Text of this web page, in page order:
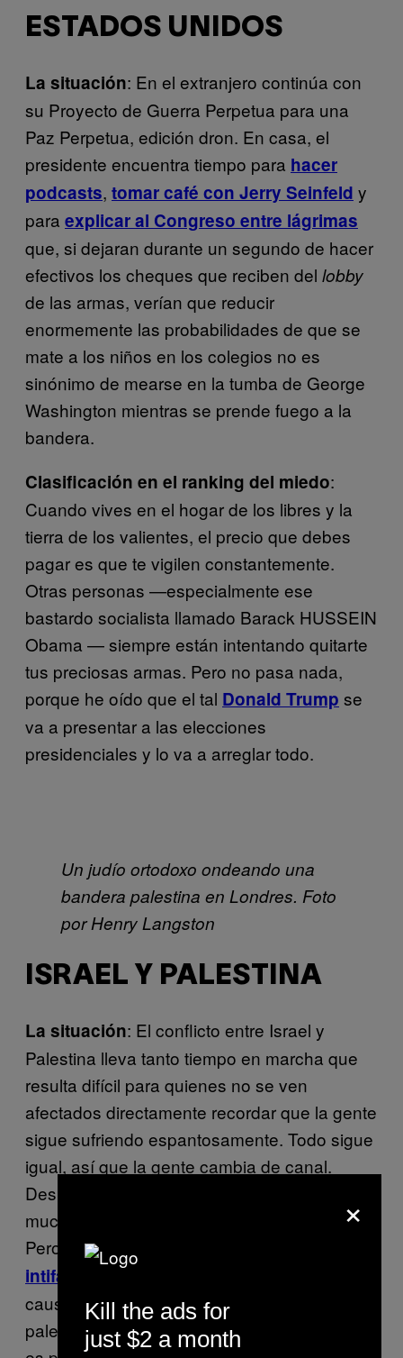
ESTADOS UNIDOS
La situación: En el extranjero continúa con
su Proyecto de Guerra Perpetua para una
Paz Perpetua, edición dron. En casa, el
presidente encuentra tiempo para hacer
podcasts, tomar café con Jerry Seinfeld y
para explicar al Congreso entre lágrimas
que, si dejaran durante un segundo de hacer
efectivos los cheques que reciben del lobby
de las armas, verían que reducir
enormemente las probabilidades de que se
mate a los niños en los colegios no es
sinónimo de mearse en la tumba de George
Washington mientras se prende fuego a la
bandera.
Clasificación en el ranking del miedo:
Cuando vives en el hogar de los libres y la
tierra de los valientes, el precio que debes
pagar es que te vigilen constantemente.
Otras personas —especialmente ese
bastardo socialista llamado Barack HUSSEIN
Obama —siempre están intentando quitarte
tus preciosas armas. Pero no pasa nada,
porque he oído que el tal Donald Trump se
va a presentar a las elecciones
presidenciales y lo va a arreglar todo.
Un judío ortodoxo ondeando una
bandera palestina en Londres. Foto
por Henry Langston
ISRAEL Y PALESTINA
La situación: El conflicto entre Israel y
Palestina lleva tanto tiempo en marcha que
resulta difícil para quienes no se ven
afectados directamente recordar que la gente
sigue sufriendo espantosamente. Todo sigue
igual, así que la gente cambia de canal.
Después de todo, existen nuevos conflictos
mucho más sexys justo al lado de Israel…
Pero ahora se está hablando de una
intifada
. Recientes olas de violencia han
causado la muerte de 22 israelíes, 150
palestinos, un norteamericano y un eritreo, y
×
Kill the ads for
just $2 a month